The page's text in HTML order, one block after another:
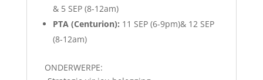
& 5 SEP (8-12am)
PTA (Centurion): 11 SEP (6-9pm)& 12 SEP
(8-12am)
ONDERWERPE: